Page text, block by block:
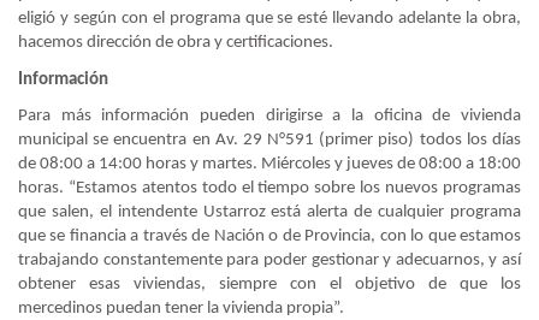
eligió y según con el programa que se esté llevando adelante la obra,
hacemos dirección de obra y certificaciones.
Información
Para más información pueden dirigirse a la oficina de vivienda
municipal se encuentra en Av. 29 N°591 (primer piso) todos los días
de 08:00 a 14:00 horas y martes. Miércoles y jueves de 08:00 a 18:00
horas. “Estamos atentos todo el tiempo sobre los nuevos programas
que salen, el intendente Ustarroz está alerta de cualquier programa
que se financia a través de Nación o de Provincia, con lo que estamos
trabajando constantemente para poder gestionar y adecuarnos, y así
obtener esas viviendas, siempre con el objetivo de que los
mercedinos puedan tener la vivienda propia”.